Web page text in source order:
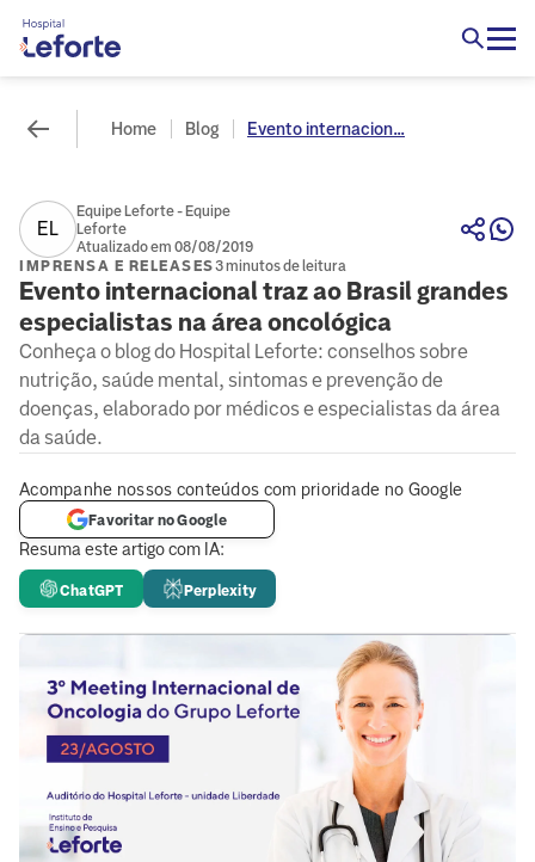
Home Blog Evento internacion...
EL
Equipe Leforte - Equipe
Leforte
Atualizado em 08/08/2019
IMPRENSA E RELEASES3 minutos de leitura
Evento internacional traz ao Brasil grandes
especialistas na área oncológica
Conheça o blog do Hospital Leforte: conselhos sobre
nutrição, saúde mental, sintomas e prevenção de
doenças, elaborado por médicos e especialistas da área
da saúde.
Resuma este artigo com IA:
ChatGPT Perplexity
Acompanhe nossos conteúdos com prioridade no Google
Favoritar no Google